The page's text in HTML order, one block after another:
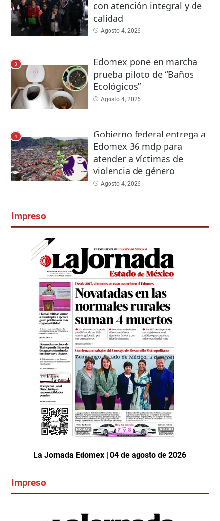
con atención integral y de
calidad
Agosto 4, 2026
3
Edomex pone en marcha
prueba piloto de “Baños
Ecológicos”
Agosto 4, 2026
4
Gobierno federal entrega a
Edomex 36 mdp para
atender a víctimas de
violencia de género
Agosto 4, 2026
Impreso
La Jornada Edomex | 04 de agosto de 2026
Impreso